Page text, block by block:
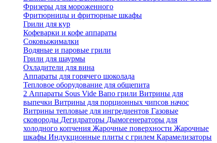
Фризеры для мороженного
Фритюрницы и фритюрные шкафы
Грили для кур
Кофеварки и кофе аппараты
Соковыжималки
Водяные и паровые грили
Грили для шаурмы
Охладители для вина
Аппараты для горячего шоколада
Тепловое оборудование для общепита
2 Аппараты Sous Vide Вапо грили Витрины для
выпечки Витрины для порционных чипсов начос
Витрины тепловые для ингредиентов Газовые
сковороды Дегидраторы Дымогенераторы для
холодного копчения Жарочные поверхности Жарочные
шкафы Индукционные плиты с грилем Карамелизаторы